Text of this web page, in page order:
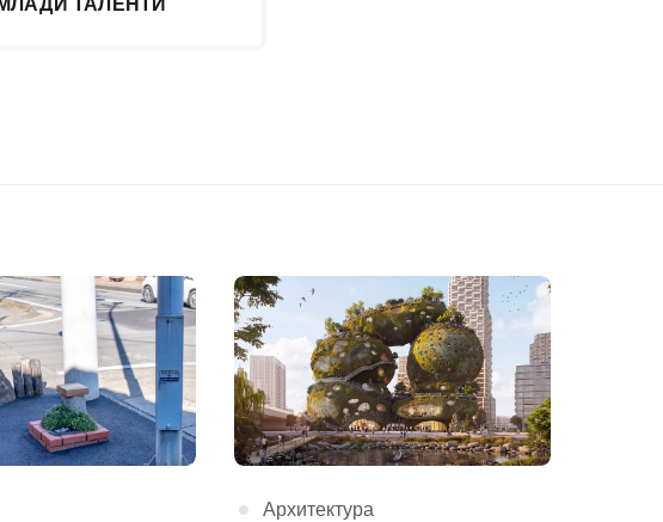
МЛАДИ ТАЛЕНТИ
КАтегорија
Архитектура